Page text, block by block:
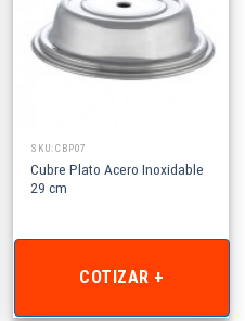
SKU: CBP07
Cubre Plato Acero Inoxidable
29 cm
COTIZAR +